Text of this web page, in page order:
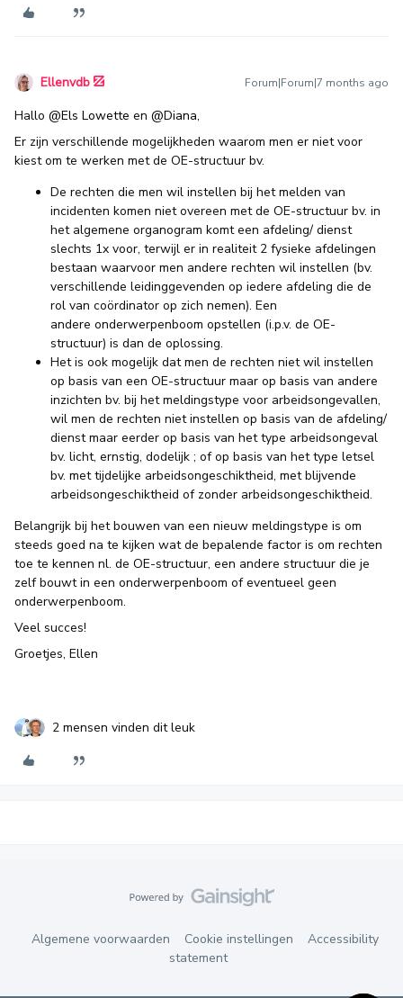
Ellenvdb Forum|Forum|7 months ago
Hallo ​ @Els Lowette en ​ @Diana,
Er zijn verschillende mogelijkheden waarom men er niet voor
kiest om te werken met de OE-structuur bv.
De rechten die men wil instellen bij het melden van
incidenten komen niet overeen met de OE-structuur bv. in
het algemene organogram komt een afdeling/ dienst
slechts 1x voor, terwijl er in realiteit 2 fysieke afdelingen
bestaan waarvoor men andere rechten wil instellen (bv.
verschillende leidinggevenden op iedere afdeling die de
rol van coördinator op zich nemen). Een
andere onderwerpenboom opstellen (i.p.v. de OE-
structuur) is dan de oplossing.
Het is ook mogelijk dat men de rechten niet wil instellen
op basis van een OE-structuur maar op basis van andere
inzichten bv. bij het meldingstype voor arbeidsongevallen,
wil men de rechten niet instellen op basis van de afdeling/
dienst maar eerder op basis van het type arbeidsongeval
bv. licht, ernstig, dodelijk ; of op basis van het type letsel
bv. met tijdelijke arbeidsongeschiktheid, met blijvende
arbeidsongeschiktheid of zonder arbeidsongeschiktheid.
Belangrijk bij het bouwen van een nieuw meldingstype is om
steeds goed na te kijken wat de bepalende factor is om rechten
toe te kennen nl. de OE-structuur, een andere structuur die je
zelf bouwt in een onderwerpenboom of eventueel geen
onderwerpenboom.
Veel succes!
Groetjes, Ellen
2 mensen vinden dit leuk
Algemene voorwaarden Cookie instellingen
Accessibility
statement